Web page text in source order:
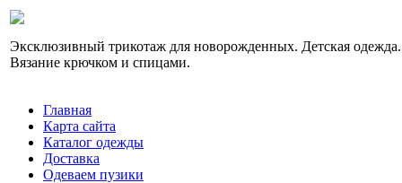
Эксклюзивный трикотаж для новорожденных. Детская одежда.
Вязание крючком и спицами.
Главная
Карта сайта
Каталог одежды
Доставка
Одеваем пузики